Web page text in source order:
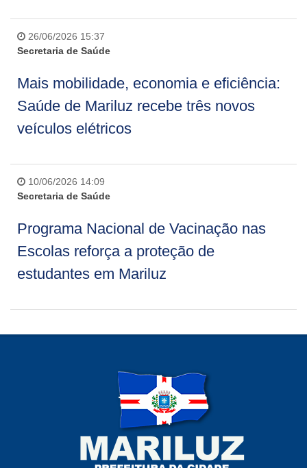
26/06/2026 15:37
Secretaria de Saúde
Mais mobilidade, economia e eficiência:
Saúde de Mariluz recebe três novos
veículos elétricos
10/06/2026 14:09
Secretaria de Saúde
Programa Nacional de Vacinação nas
Escolas reforça a proteção de
estudantes em Mariluz